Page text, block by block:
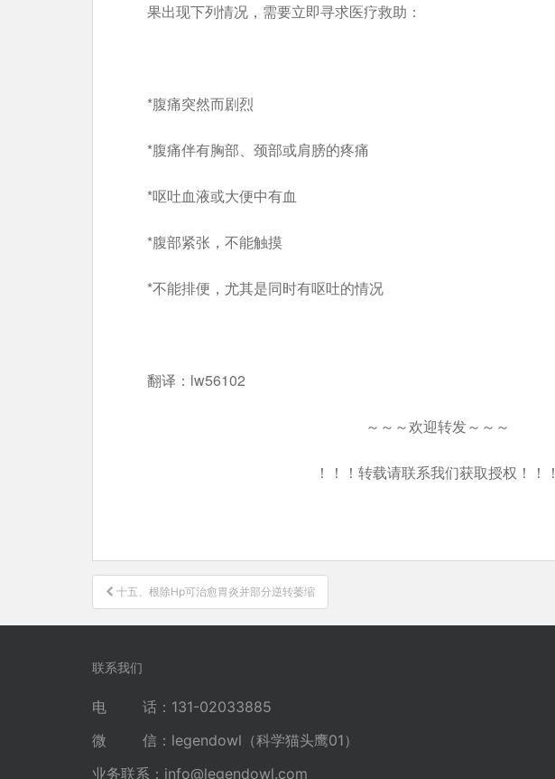
果出现下列情况，需要立即寻求医疗救助：
*腹痛突然而剧烈
*腹痛伴有胸部、颈部或肩膀的疼痛
*呕吐血液或大便中有血
*腹部紧张，不能触摸
*不能排便，尤其是同时有呕吐的情况
翻译：lw56102
～～～欢迎转发～～～
！！！转载请联系我们获取授权！！！
文
章
导
十五、根除Hp可治愈胃炎并部分逆转萎缩
联系我们
电 话：131-02033885
微 信：legendowl（科学猫头鹰01）
业务联系： info@legendowl.com